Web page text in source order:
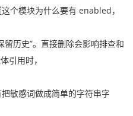
个模块为什么要有 enabled，
历史”。直接删除会影响排查和
引用时，
敏感词做成简单的字符串字